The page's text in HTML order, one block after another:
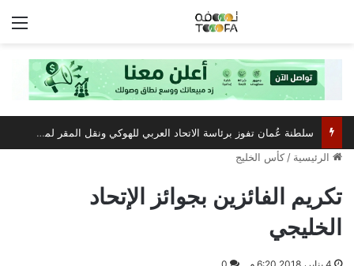
سلطنة عُمان تفوز برئاسة الاتحاد العربي للهوكي ونقل المقر لمسقط
الرئيسية / كأس الخليج
تكريم الفائزين بجوائز الإتحاد
الخليجي